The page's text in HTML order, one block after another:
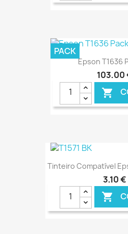
Epson T1636
103,00

PACK
Tinteiro Compatível
3,10 €
